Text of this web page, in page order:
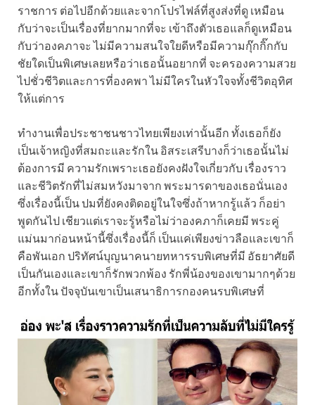
ราชการ ต่อไปอีกด้วยและจากโปรไฟล์ที่สูงส่งที่ดู เหมือน
กับว่าจะเป็นเรื่องที่ยากมากที่จะ เข้าถึงตัวเธอแลก็ดูเหมือน
กับว่าองคภาจะ ไม่มีความสนใจใยดีหรือมีความกุ๊กกิ๊กกับ
ชัยใดเป็นพิเศษเลยหรือว่าเธอนั้นอยากที่ จะครองความสวย
ไปชั่วชีวิตและการที่องคพา ไม่มีใครในหัวใจจทั้งชีวิตอุทิศ
ให้แต่การ
ทำงานเพื่อประชาชนชาวไทยเพียงเท่านั้นอีก ทั้งเธอก็ยัง
เป็นเจ้าหญิงที่สมถะและรักใน อิสระเสรีบางก็ว่าเธอนั้นไม่
ต้องการมี ความรักเพราะเธอยังคงฝังใจเกี่ยวกับ เรื่องราว
และชีวิตรักที่ไม่สมหวังมาจาก พระมารดาของเธอนั่นเอง
ซึ่งเรื่องนี้เป็น ปมที่ยังคงติดอยู่ในใจซึ่งถ้าหากรู้แล้ว ก็อย่า
พูดกันไป เชียวแต่เราจะรู้หรือไม่ว่าองคภาก็เคยมี พระคู่
แม่นมาก่อนหน้านี้ซึ่งเรื่องนี้ก็ เป็นแค่เพียงข่าวลือและเขาก็
คือพันเอก ปริทัศน์บุญนาคนายทหารรบพิเศษที่มี อัธยาศัยดี
เป็นกันเองและเขาก็รักพวกพ้อง รักพี่น้องของเขามากๆด้วย
อีกทั้งใน ปัจจุบันเขาเป็นเสนาธิการกองคนรบพิเศษที่